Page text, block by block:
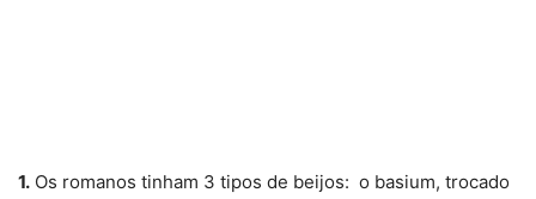
1. Os romanos tinham 3 tipos de beijos: o basium, trocado